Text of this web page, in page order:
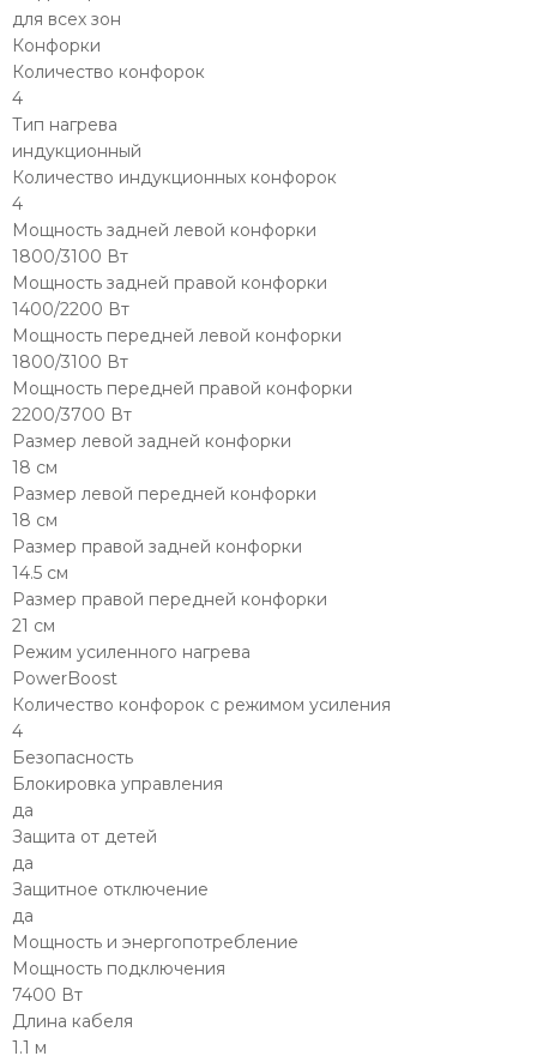
для всех зон
Конфорки
Количество конфорок
4
Тип нагрева
индукционный
Количество индукционных конфорок
4
Мощность задней левой конфорки
1800/3100 Вт
Мощность задней правой конфорки
1400/2200 Вт
Мощность передней левой конфорки
1800/3100 Вт
Мощность передней правой конфорки
2200/3700 Вт
Размер левой задней конфорки
18 см
Размер левой передней конфорки
18 см
Размер правой задней конфорки
14.5 см
Размер правой передней конфорки
21 см
Режим усиленного нагрева
PowerBoost
Количество конфорок с режимом усиления
4
Безопасность
Блокировка управления
да
Защита от детей
да
Защитное отключение
да
Мощность и энергопотребление
Мощность подключения
7400 Вт
Длина кабеля
1.1 м